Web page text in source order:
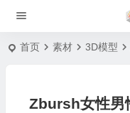
首页 素材 3D模型
Zbursh女性男